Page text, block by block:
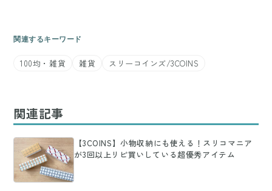
関連するキーワード
100均・雑貨 雑貨 スリーコインズ/3COINS
関連記事
【3COINS】小物収納にも使える！スリコマニア
が3回以上リピ買いしている超優秀アイテム